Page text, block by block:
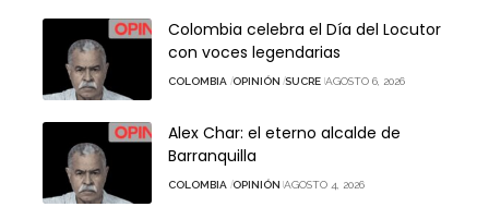
Colombia celebra el Día del Locutor
con voces legendarias
COLOMBIA OPINIÓN SUCRE AGOSTO 6, 2026
Alex Char: el eterno alcalde de
Barranquilla
COLOMBIA OPINIÓN AGOSTO 4, 2026